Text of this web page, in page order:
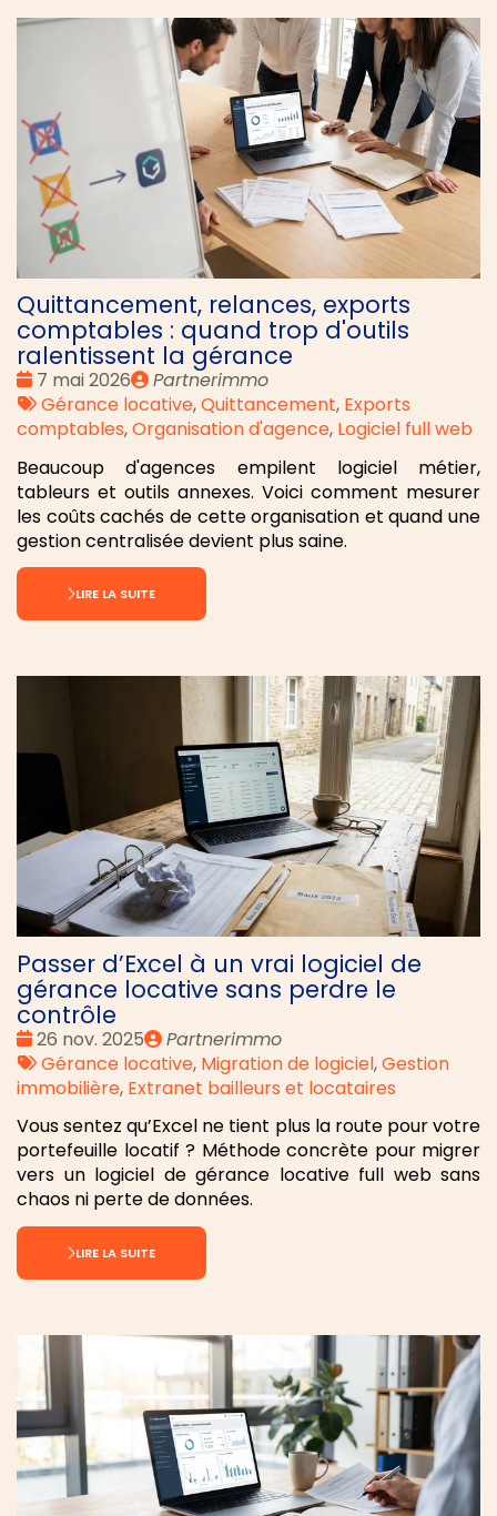
Quittancement, relances, exports
comptables : quand trop d'outils
ralentissent la gérance
Date
:
7 mai 2026
Publié
par
Partnerimmo
Tags
:
Gérance locative,Quittancement, Exports
comptables,Organisation d'agence, Logiciel full web
Beaucoup d'agences empilent logiciel métier,
tableurs et outils annexes. Voici comment mesurer
les coûts cachés de cette organisation et quand une
gestion centralisée devient plus saine.
LIRE LA SUITE
Passer d’Excel à un vrai logiciel de
gérance locative sans perdre le
contrôle
Date
:
26 nov. 2025
Publié
par
Partnerimmo
Tags
:
Gérance locative, Migration de logiciel,Gestion
immobilière, Extranet bailleurs et locataires
Vous sentez qu’Excel ne tient plus la route pour votre
portefeuille locatif ? Méthode concrète pour migrer
vers un logiciel de gérance locative full web sans
chaos ni perte de données.
LIRE LA SUITE